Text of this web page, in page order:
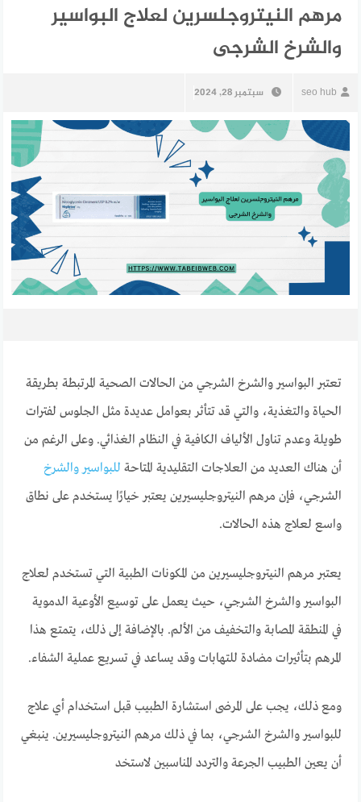
مرهم النيتروجلسرين لعلاج البواسير
والشرخ الشرجى
seo hub سبتمبر 28, 2024
تعتبر البواسير والشرخ الشرجي من الحالات الصحية المرتبطة بطريقة
الحياة والتغذية، والتي قد تتأثر بعوامل عديدة مثل الجلوس لفترات
طويلة وعدم تناول الألياف الكافية في النظام الغذائي. وعلى الرغم من
أن هناك العديد من العلاجات التقليدية المتاحة للبواسير والشرخ
الشرجي، فإن مرهم النيتروجليسيرين يعتبر خيارًا يستخدم على نطاق
واسع لعلاج هذه الحالات.
يعتبر مرهم النيتروجليسيرين من المكونات الطبية التي تستخدم لعلاج
البواسير والشرخ الشرجي، حيث يعمل على توسيع الأوعية الدموية
في المنطقة المصابة والتخفيف من الألم. بالإضافة إلى ذلك، يتمتع هذا
المرهم بتأثيرات مضادة للتهابات وقد يساعد في تسريع عملية الشفاء.
ومع ذلك، يجب على المرضى استشارة الطبيب قبل استخدام أي علاج
للبواسير والشرخ الشرجي، بما في ذلك مرهم النيتروجليسيرين. ينبغي
أن يعين الطبيب الجرعة والتردد المناسبين لاستخد